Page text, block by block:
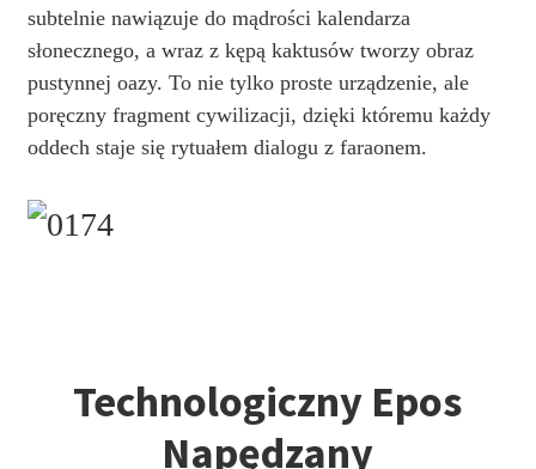
subtelnie nawiązuje do mądrości kalendarza
słonecznego, a wraz z kępą kaktusów tworzy obraz
pustynnej oazy. To nie tylko proste urządzenie, ale
poręczny fragment cywilizacji, dzięki któremu każdy
oddech staje się rytuałem dialogu z faraonem.
Technologiczny Epos
Napędzany